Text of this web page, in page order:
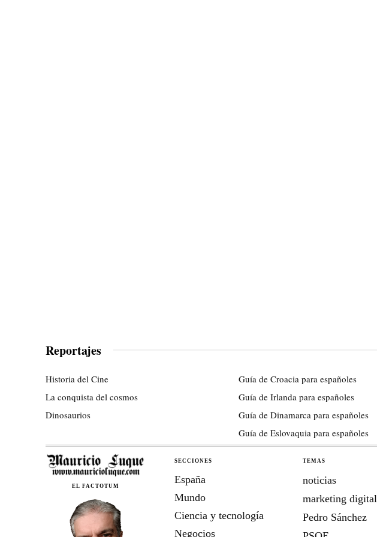
Reportajes
Historia del Cine
La conquista del cosmos
Dinosaurios
Guía de Croacia para españoles
Guía de Irlanda para españoles
Guía de Dinamarca para españoles
Guía de Eslovaquia para españoles
EL FACTOTUM
SECCIONES
España
Mundo
Ciencia y tecnología
Negocios
TEMAS
noticias
marketing digital
Pedro Sánchez